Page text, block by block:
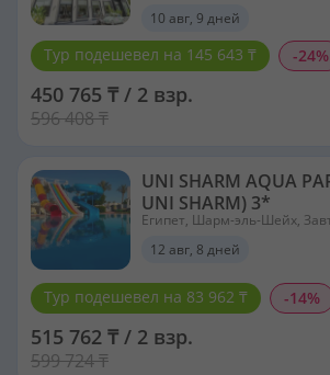
10 авг, 9 дней
Тур подешевел на 145 643 ₸ -24%
450 765 ₸ / 2 взр.
596 408 ₸
UNI SHARM AQUA
UNI SHARM) 3*
Египет, Шарм-эль-Шейх,
12 авг, 8 дней
Тур подешевел на 83 962 ₸ -14%
515 762 ₸ / 2 взр.
599 724 ₸